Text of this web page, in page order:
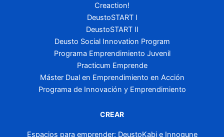
Creaction!
DeustoSTART I
DeustoSTART II
Deusto Social Innovation Program
Programa Emprendimiento Juvenil
Practicum Emprende
Máster Dual en Emprendimiento en Acción
Programa de Innovación y Emprendimiento
CREAR
Espacios para emprender: DeustoKabi e Innogune